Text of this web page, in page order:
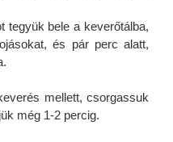
tegyük bele a keverőtálba,
és pár perc alatt,
mellett, csorgassuk
még 1-2 percig.